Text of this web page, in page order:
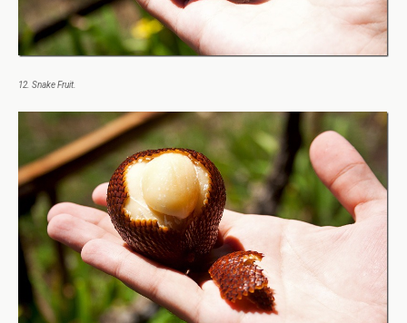
12. Snake Fruit.